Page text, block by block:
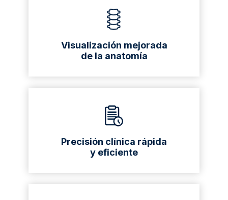
Visualización mejorada
de la anatomía
Precisión clínica rápida
y eficiente